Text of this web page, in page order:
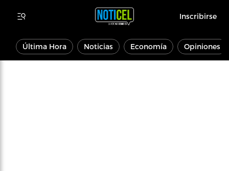
Inscribirse
Última Hora Noticias Economía Opiniones